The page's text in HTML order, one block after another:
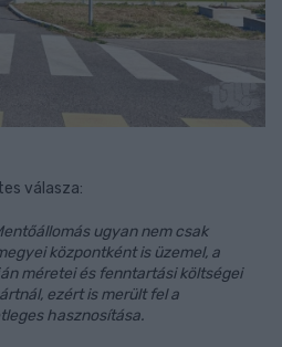
válasza:
ugyan nem csak
központként is üzemel, a
méretei és fenntartási költségei
ezért is merült fel a
hasznosítása.